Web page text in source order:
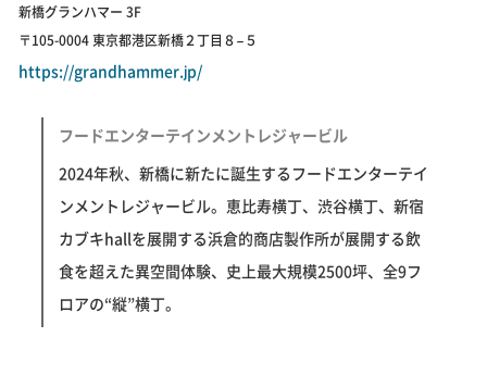
新橋グランハマー 3F
〒105-0004 東京都港区新橋２丁目８−５
https://grandhammer.jp/
フードエンターテインメントレジャービル
2024年秋、新橋に新たに誕生するフードエンターテイ
ンメントレジャービル。恵比寿横丁、渋谷横丁、新宿
カブキhallを展開する浜倉的商店製作所が展開する飲
食を超えた異空間体験、史上最大規模2500坪、全9フ
ロアの“縦”横丁。